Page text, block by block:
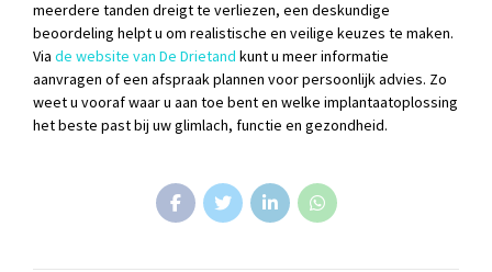
meerdere tanden dreigt te verliezen, een deskundige
beoordeling helpt u om realistische en veilige keuzes te maken.
Via de website van De Drietand kunt u meer informatie
aanvragen of een afspraak plannen voor persoonlijk advies. Zo
weet u vooraf waar u aan toe bent en welke implantaatoplossing
het beste past bij uw glimlach, functie en gezondheid.